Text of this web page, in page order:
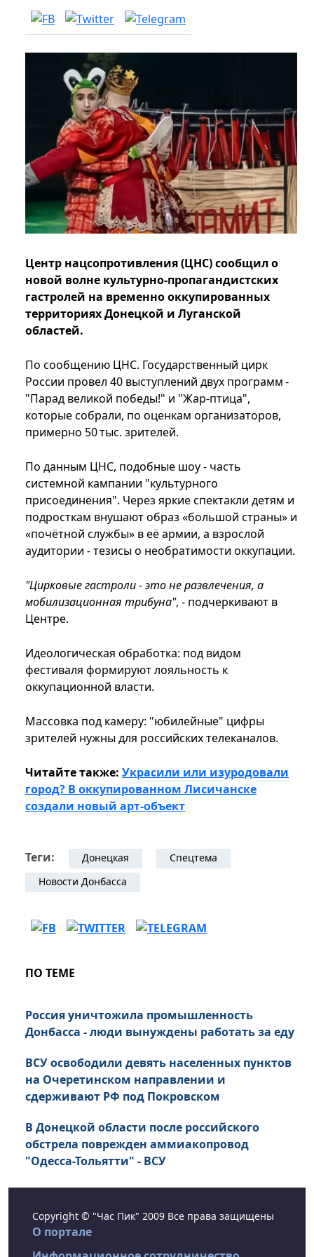
Центр нацсопротивления (ЦНС) сообщил о
новой волне культурно‑пропагандистских
гастролей на временно оккупированных
территориях Донецкой и Луганской
областей.
По сообщению ЦНС. Государственный цирк
России провел 40 выступлений двух программ -
"Парад великой победы!" и "Жар‑птица",
которые собрали, по оценкам организаторов,
примерно 50 тыс. зрителей.
По данным ЦНС, подобные шоу - часть
системной кампании "культурного
присоединения". Через яркие спектакли детям и
подросткам внушают образ «большой страны» и
«почётной службы» в её армии, а взрослой
аудитории - тезисы о необратимости оккупации.
"Цирковые гастроли - это не развлечения, а
мобилизационная трибуна", - подчеркивают в
Центре.
Идеологическая обработка: под видом
фестиваля формируют лояльность к
оккупационной власти.
Массовка под камеру: "юбилейные" цифры
зрителей нужны для российских телеканалов.
Читайте также: Украсили или изуродовали
город? В оккупированном Лисичанске
создали новый арт-объект
Теги: Донецкая
Спецтема
Новости Донбасса
ПО ТЕМЕ
Россия уничтожила промышленность
Донбасса - люди вынуждены работать за еду
ВСУ освободили девять населенных пунктов
на Очеретинском направлении и
сдерживают РФ под Покровском
В Донецкой области после российского
обстрела поврежден аммиакопровод
"Одесса-Тольятти" - ВСУ
Copyright © "Час Пик" 2009 Все права защищены
О портале